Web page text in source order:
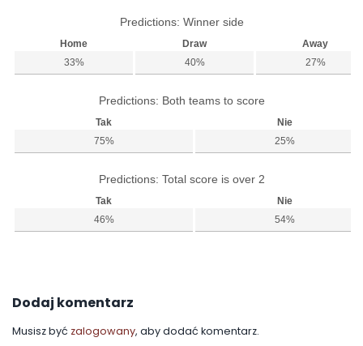
Predictions: Winner side
Home Draw
Away
33%
40% 27%
Predictions: Both teams to score
Tak
Nie
75%
25%
Predictions: Total score is over 2
Tak
Nie
46%
54%
Dodaj komentarz
Musisz być zalogowany, aby dodać komentarz.